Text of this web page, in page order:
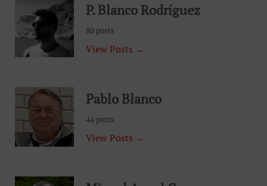
P. Blanco Rodríguez
80 posts
View Posts →
Pablo Blanco
44 posts
View Posts →